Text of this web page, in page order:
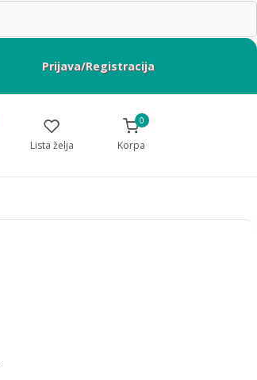
Prijava/Registracija
Lista želja
0
Korpa